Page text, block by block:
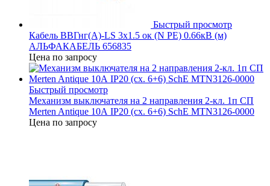
Быстрый просмотр
Кабель ВВГнг(А)-LS 3х1.5 ок (N PE) 0.66кВ (м)
АЛЬФАКАБЕЛЬ 656835
Цена по запросу
Быстрый просмотр
Механизм выключателя на 2 направления 2-кл. 1п СП
Merten Antique 10А IP20 (сх. 6+6) SchE MTN3126-0000
Цена по запросу